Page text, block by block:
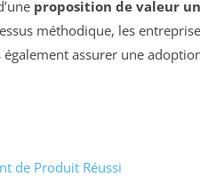
proposition de valeur
méthodique, les
assurer une
de Produit Réussi